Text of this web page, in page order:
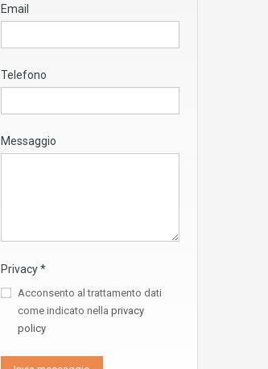
Email
Telefono
Messaggio
Privacy*
Acconsento al trattamento dati
come indicato nella privacy
policy